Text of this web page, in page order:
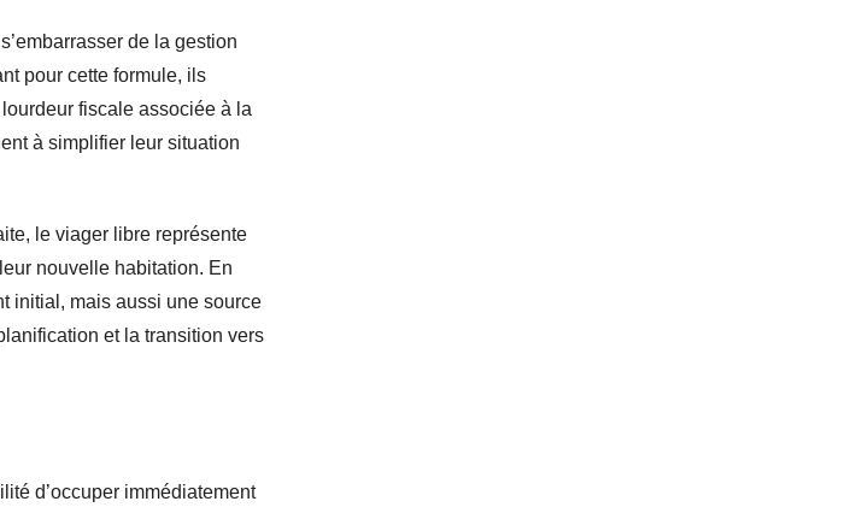
de la gestion
pour cette formule, ils
fiscale associée à la
à simplifier leur situation
le viager libre représente
nouvelle habitation. En
initial, mais aussi une source
et la transition vers
d’occuper immédiatement